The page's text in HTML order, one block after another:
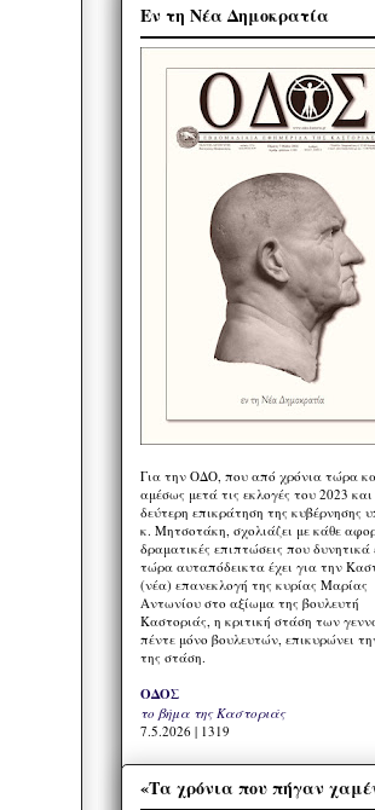
Εν τη Νέα Δημοκρατία
Για την ΟΔΟ, που από χρόνια τώρα
αμέσως μετά τις εκλογές του 2023
δεύτερη επικράτηση της κυβέρνησης
κ. Μητσοτάκη, σχολιάζει με κάθε
δραματικές επιπτώσεις που δυνητικά
τώρα αυταπόδεικτα έχει για την
(νέα) επανεκλογή της κυρίας Μαρίας
Αντωνίου στο αξίωμα της βουλευτή
Καστοριάς, η κριτική στάση των
πέντε μόνο βουλευτών, επικυρώνει
της στάση.
ΟΔΟΣ
το βήμα της Καστοριάς
7.5.2026 | 1319
«Τα χρόνια που πήγαν